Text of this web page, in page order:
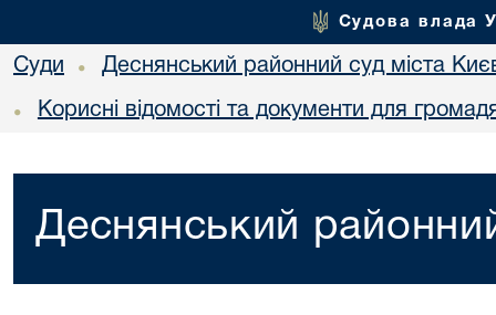
Судова влада
Суди • Деснянський районний суд міста
• Корисні відомості та документи для
Деснянський